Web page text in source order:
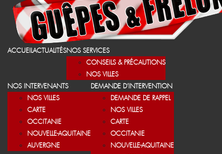
ACCUEILACTUALITÉSNOS SERVICES
CONSEILS & PRÉCAUTIONS
NOS VILLES
NOS INTERVENANTS
NOS VILLES
CARTE
OCCITANIE
NOUVELLE-AQUITAINE
AUVERGNE
DEMANDE D’INTERVENTION
DEMANDE DE RAPPEL
NOS VILLES
CARTE
OCCITANIE
NOUVELLE-AQUITAINE